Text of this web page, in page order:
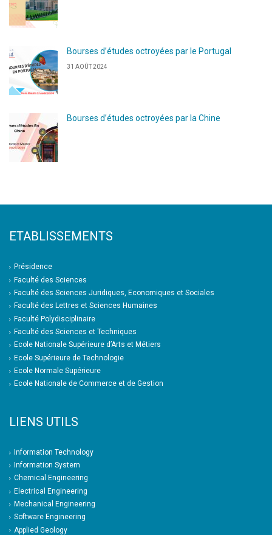
Bourses d’études octroyées par le Portugal
31 AOÛT 2024
Bourses d’études octroyées par la Chine
ETABLISSEMENTS
Présidence
Faculté des Sciences
Faculté des Sciences Juridiques, Economiques et Sociales
Faculté des Lettres et Sciences Humaines
Faculté Polydisciplinaire
Faculté des Sciences et Techniques
Ecole Nationale Supérieure d’Arts et Métiers
Ecole Supérieure de Technologie
Ecole Normale Supérieure
Ecole Nationale de Commerce et de Gestion
LIENS UTILS
Information Technology
Information System
Chemical Engineering
Electrical Engineering
Mechanical Engineering
Software Engineering
Applied Geology